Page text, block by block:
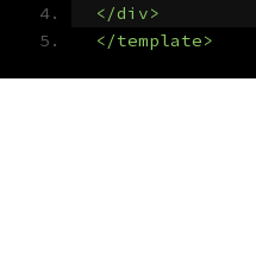
</div>
</template>